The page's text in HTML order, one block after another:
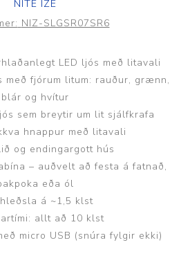
NITE IZE
NIZ-SLGSR07SR6
LED ljós með litavali
með fjórum litum: rauður, grænn,
blár og hvítur
sem breytir um lit sjálfkrafa
hnappur með litavali
og endingargott hús
– auðvelt að festa á fatnað,
eða ól
á ~1,5 klst
allt að 10 klst
micro USB (snúra fylgir ekki)